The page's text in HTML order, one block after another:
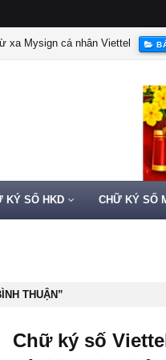
xa Mysign cá nhân Viettel
KÝ SỐ HKD CHỮ KÝ SỐ
THUẬN
Chữ ký số